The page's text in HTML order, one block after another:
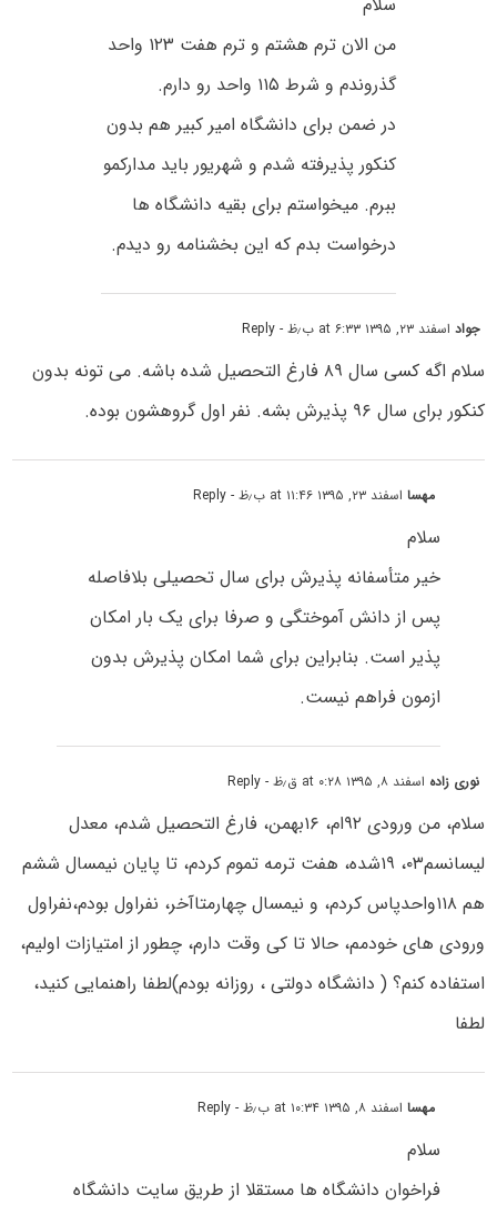
من الان ترم هشتم و ترم هفت ۱۲۳ واحد
گذروندم و شرط ۱۱۵ واحد رو دارم.
در ضمن برای دانشگاه امیر کبیر هم بدون
کنکور پذیرفته شدم و شهریور باید مدارکمو
ببرم. میخواستم برای بقیه دانشگاه ها
درخواست بدم که این بخشنامه رو دیدم.
جواداسفند ۲۳, ۱۳۹۵ at ۶:۳۳ ب٫ظ - Reply
سلام اگه کسی سال ۸۹ فارغ التحصیل شده باشه. می تونه بدون
کنکور برای سال ۹۶ پذیرش بشه. نفر اول گروهشون بوده.
مهسااسفند ۲۳, ۱۳۹۵ at ۱۱:۴۶ ب٫ظ - Reply
سلام
خیر متأسفانه پذیرش برای سال تحصیلی بلافاصله
پس از دانش آموختگی و صرفا برای یک بار امکان
پذیر است. بنابراین برای شما امکان پذیرش بدون
ازمون فراهم نیست.
نوری زاده اسفند ۸, ۱۳۹۵ at ۰:۲۸ ق٫ظ - Reply
سلام، من ورودی ۹۲ام، ۱۶بهمن، فارغ التحصیل شدم، معدل
لیسانسم۰۳، ۱۹شده، هفت ترمه تموم کردم، تا پایان نیمسال ششم
هم ۱۱۸واحدپاس کردم، و نیمسال چهارمتاآخر، نفراول بودم،نفراول
ورودی های خودمم، حالا تا کی وقت دارم، چطور از امتیازات اولیم،
استفاده کنم؟ ( دانشگاه دولتی ، روزانه بودم)لطفا راهنمایی کنید،
لطفا
مهسااسفند ۸, ۱۳۹۵ at ۱۰:۳۴ ب٫ظ - Reply
سلام
فراخوان دانشگاه ها مستقلا از طریق سایت دانشگاه